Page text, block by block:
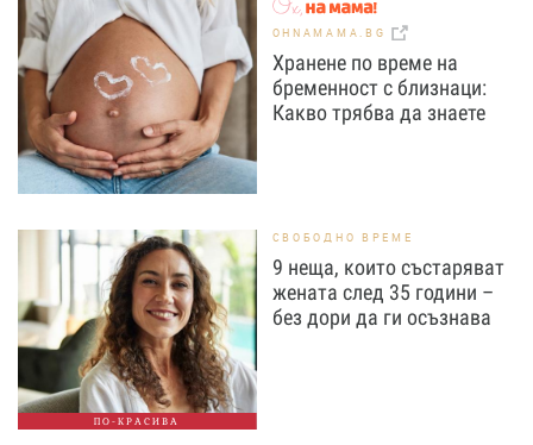
OHNAMAMA.BG
Хранене по време на
бременност с близнаци:
Какво трябва да знаете
ПО-КРАСИВА
СВОБОДНО ВРЕМЕ
9 неща, които състаряват
жената след 35 години –
без дори да ги осъзнава